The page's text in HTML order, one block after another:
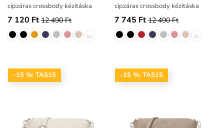
cipzáras crossbody kézitáska
7 120 Ft 12 490 Ft
cipzáras crossbody kézitáska
7 745 Ft 12 490 Ft
-15 %: TAS15 -15 %: TAS15